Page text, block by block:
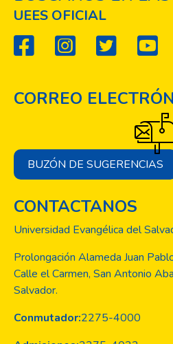
UEES OFICIAL
CORREO
BUZÓN DE SUGERENCIAS
CONTACTANOS
Universidad Evangélica del
Prolongación Alameda Juan
Calle el Carmen, San Antonio
Salvador.
Conmutador:2275-4000